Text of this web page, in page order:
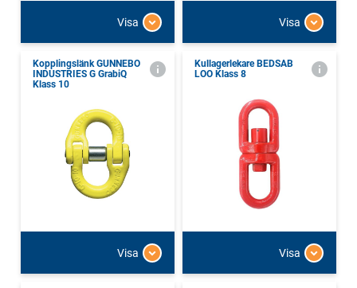
Visa Visa
Kopplingslänk GUNNEBO
INDUSTRIES G GrabiQ
Klass 10
Visa
Kullagerlekare BEDSAB
LOO Klass 8
Visa